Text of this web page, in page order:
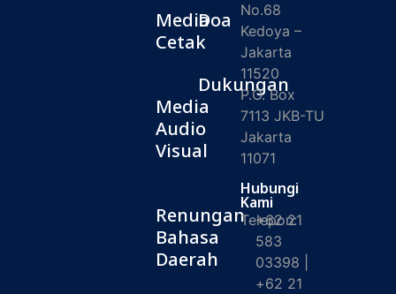
Media
Cetak
Media
Audio
Visual
Renungan
Bahasa
Daerah
Doa
Dukungan
No.68
Kedoya –
Jakarta
11520
P.O. Box
7113 JKB-TU
Jakarta
11071
Hubungi
Kami
Telepon:
+62 21
583
03398 |
+62 21